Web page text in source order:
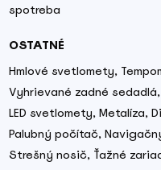
spotreba
OSTATNÉ
Hmlové svetlomety,
Vyhrievané zadné
LED svetlomety, Metalíza,
Palubný počítač,
Strešný nosič, Ťažné